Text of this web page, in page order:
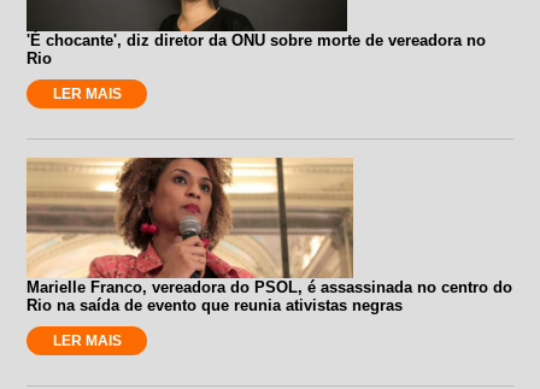
'É chocante', diz diretor da ONU sobre morte de vereadora no
Rio
LER MAIS
Marielle Franco, vereadora do PSOL, é assassinada no centro do
Rio na saída de evento que reunia ativistas negras
LER MAIS